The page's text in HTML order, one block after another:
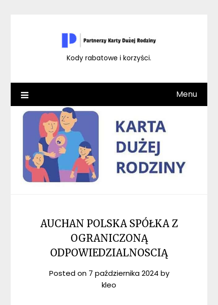
Kody rabatowe i korzyści.
Menu
AUCHAN POLSKA SPÓŁKA Z
OGRANICZONĄ
ODPOWIEDZIALNOSCIĄ
Posted on 7 października 2024 by
kleo